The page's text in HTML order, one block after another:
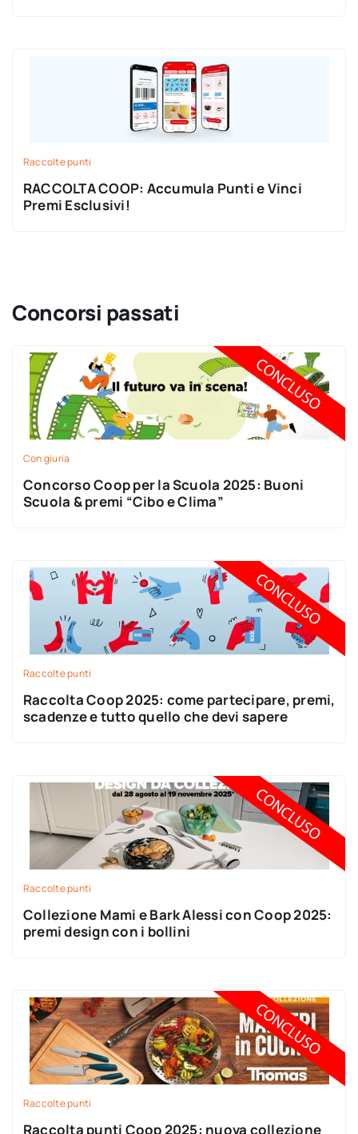
Raccolte punti
RACCOLTA COOP: Accumula Punti e Vinci
Premi Esclusivi!
Concorsi passati
Con giuria
Concorso Coop per la Scuola 2025: Buoni
Scuola & premi “Cibo e Clima”
Raccolte punti
Raccolta Coop 2025: come partecipare, premi,
scadenze e tutto quello che devi sapere
Raccolte punti
Collezione Mami e Bark Alessi con Coop 2025:
premi design con i bollini
Raccolte punti
Raccolta punti Coop 2025: nuova collezione